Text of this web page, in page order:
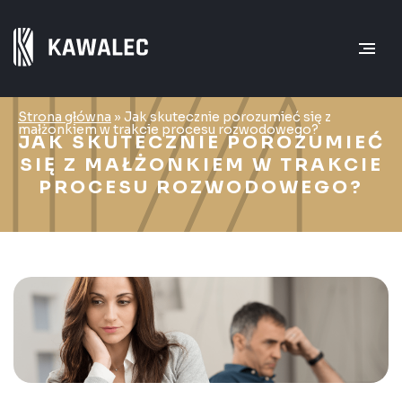
Strona główna » Jak skutecznie porozumieć się z
małżonkiem w trakcie procesu rozwodowego?
JAK SKUTECZNIE POROZUMIEĆ
SIĘ Z MAŁŻONKIEM W TRAKCIE
PROCESU ROZWODOWEGO?